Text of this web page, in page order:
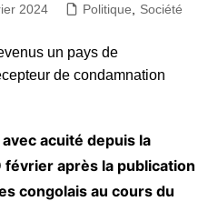
2024 Politique Société
acuité depuis la
après la publication
congolais au cours du